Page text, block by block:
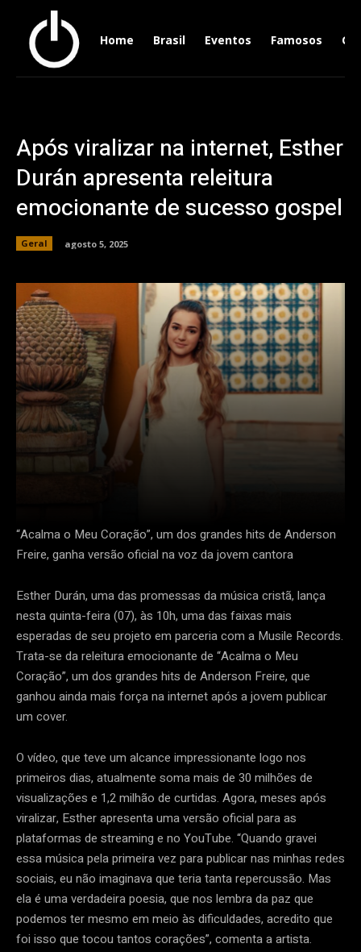
Home Brasil Eventos Famosos
Após viralizar na internet, Esther
Durán apresenta releitura
emocionante de sucesso gospel
Geral agosto 5, 2025
“Acalma o Meu Coração”, um dos grandes hits de Anderson
Freire, ganha versão oficial na voz da jovem cantora
Esther Durán, uma das promessas da música cristã, lança
nesta quinta-feira (07), às 10h, uma das faixas mais
esperadas de seu projeto em parceria com a Musile Records.
Trata-se da releitura emocionante de “Acalma o Meu
Coração”, um dos grandes hits de Anderson Freire, que
ganhou ainda mais força na internet após a jovem publicar
um cover.
O vídeo, que teve um alcance impressionante logo nos
primeiros dias, atualmente soma mais de 30 milhões de
visualizações e 1,2 milhão de curtidas. Agora, meses após
viralizar, Esther apresenta uma versão oficial para as
plataformas de streaming e no YouTube. “Quando gravei
essa música pela primeira vez para publicar nas minhas redes
sociais, eu não imaginava que teria tanta repercussão. Mas
ela é uma verdadeira poesia, que nos lembra da paz que
podemos ter mesmo em meio às dificuldades, acredito que
foi isso que tocou tantos corações”, comenta a artista.